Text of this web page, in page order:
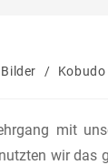
Bilder / Kobudo
mit
wir das